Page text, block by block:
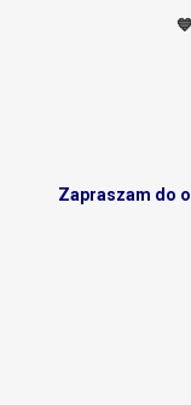
Zapraszam do